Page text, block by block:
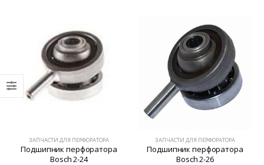
ЗАПЧАСТИ ДЛЯ ПЕРФОРАТОРА
Подшипник перфоратора
Bosch 2-24
ЗАПЧАСТИ ДЛЯ ПЕРФОРАТОРА
Подшипник перфоратора
Bosch 2-26